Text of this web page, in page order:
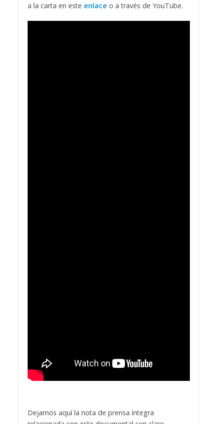
a la carta en este enlace o a través de YouTube.
Dejamos aquí la nota de prensa íntegra